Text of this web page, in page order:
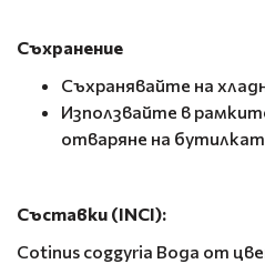
Съхранение
Съхранявайте на
Използвайте в
отваряне на
Съставки (INCI):
Cotinus coggyria Вода от